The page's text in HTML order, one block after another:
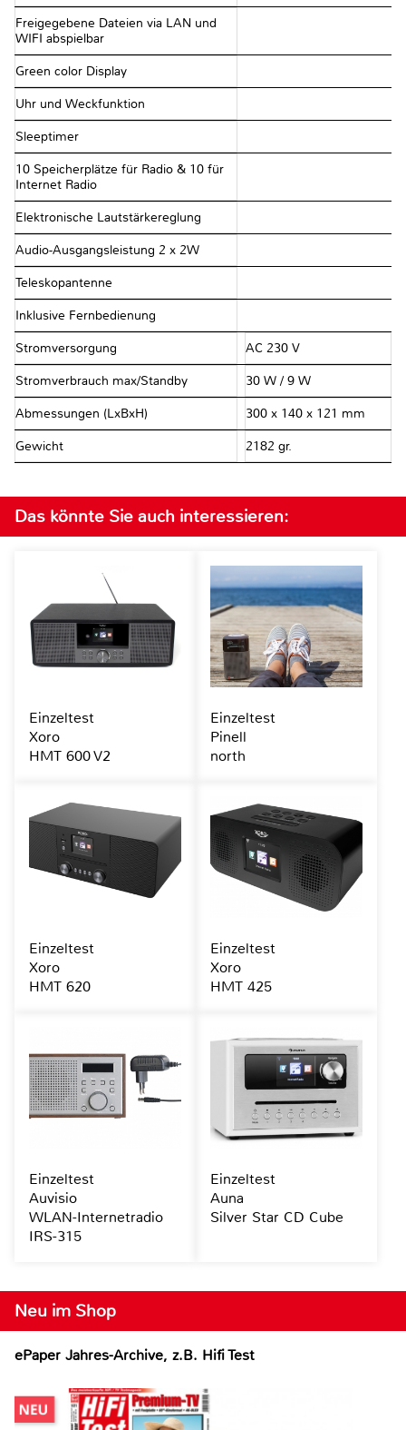
Freigegebene Dateien via LAN und
WIFI abspielbar
Green color Display
Uhr und Weckfunktion
Sleeptimer
10 Speicherplätze für Radio & 10 für
Internet Radio
Elektronische Lautstärkereglung
Audio-Ausgangsleistung 2 x 2W
Teleskopantenne
Inklusive Fernbedienung
Stromversorgung AC 230 V
Stromverbrauch max/Standby 30 W / 9 W
Abmessungen (LxBxH) 300 x 140 x 121 mm
Gewicht 2182 gr.
Neu im Shop
ePaper Jahres-Archive, z.B. Hifi Test
Das könnte Sie auch interessieren:
Einzeltest
Xoro
HMT 600 V2
Einzeltest
Pinell
north
Einzeltest
Xoro
HMT 620
Einzeltest
Xoro
HMT 425
Einzeltest
Auvisio
WLAN-Internetradio
IRS-315
Einzeltest
Auna
Silver Star CD Cube